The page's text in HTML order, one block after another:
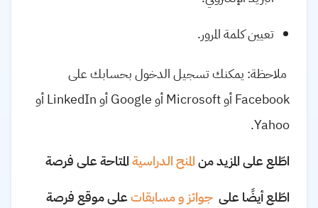
تعيين كلمة المرور.
ملاحظة: يمكنك تسجيل الدخول بحسابك على
Facebook أو Microsoft أو Google أو LinkedIn أو
Yahoo.
اطّلع على المزيد منالمنح الدراسيةالمتاحة على فرصة
اطّلع أيضًا على جوائز و مسابقاتعلى موقع فرصة